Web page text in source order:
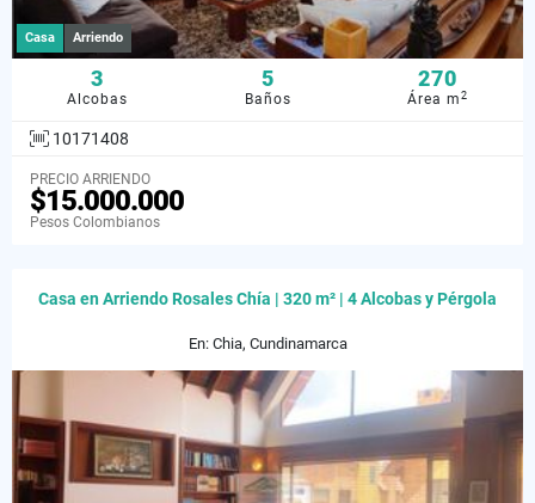
Casa Arriendo
3
Alcobas
5
Baños
270
Área m2
10171408
PRECIO ARRIENDO
$15.000.000
Pesos Colombianos
Casa en Arriendo Rosales Chía | 320 m² | 4 Alcobas y Pérgola
En: Chia, Cundinamarca